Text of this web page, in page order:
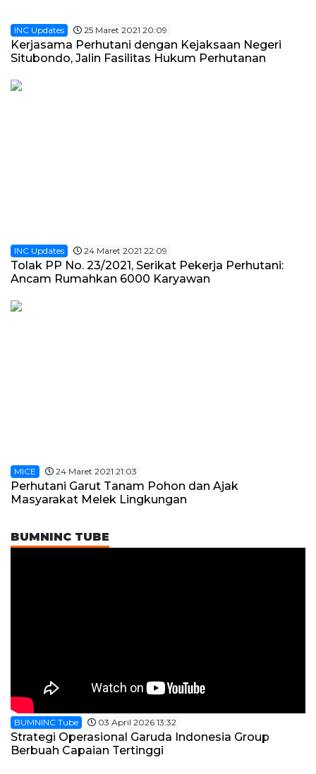
INC Updates 25 Maret 2021 20:09
Kerjasama Perhutani dengan Kejaksaan Negeri
Situbondo, Jalin Fasilitas Hukum Perhutanan
INC Updates 24 Maret 2021 22:09
Tolak PP No. 23/2021, Serikat Pekerja Perhutani:
Ancam Rumahkan 6000 Karyawan
MICE 24 Maret 2021 21:03
Perhutani Garut Tanam Pohon dan Ajak
Masyarakat Melek Lingkungan
BUMNINC TUBE
BUMNINC Tube 03 April 2026 13:32
Strategi Operasional Garuda Indonesia Group
Berbuah Capaian Tertinggi